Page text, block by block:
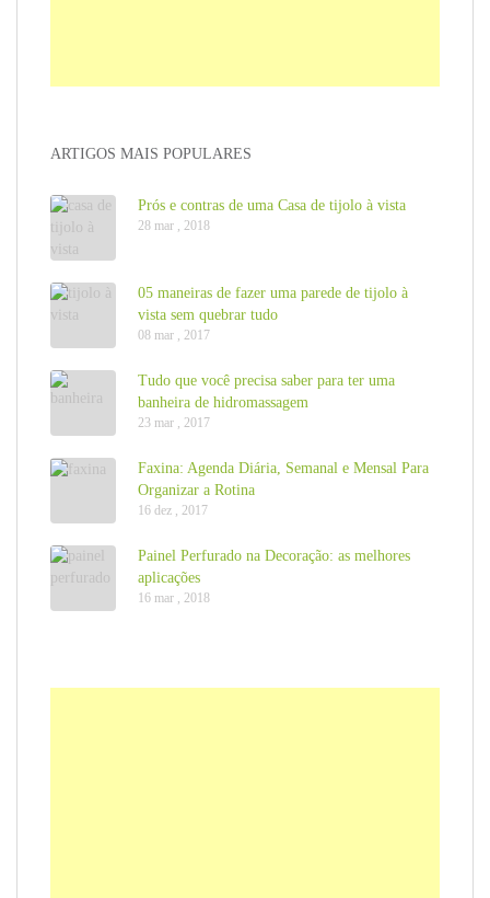
ARTIGOS MAIS POPULARES
Prós e contras de uma Casa de tijolo à vista
28 mar , 2018
05 maneiras de fazer uma parede de tijolo à
vista sem quebrar tudo
08 mar , 2017
Tudo que você precisa saber para ter uma
banheira de hidromassagem
23 mar , 2017
Faxina: Agenda Diária, Semanal e Mensal Para
Organizar a Rotina
16 dez , 2017
Painel Perfurado na Decoração: as melhores
aplicações
16 mar , 2018